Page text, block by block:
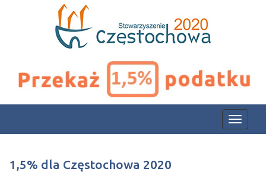
Toggle
1,5% dla Częstochowa 2020